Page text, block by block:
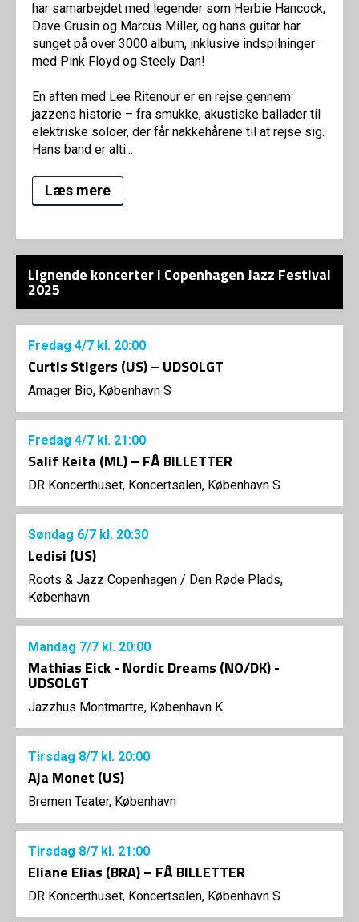
har samarbejdet med legender som Herbie Hancock,
Dave Grusin og Marcus Miller, og hans guitar har
sunget på over 3000 album, inklusive indspilninger
med Pink Floyd og Steely Dan!
En aften med Lee Ritenour er en rejse gennem
jazzens historie – fra smukke, akustiske ballader til
elektriske soloer, der får nakkehårene til at rejse sig.
Hans band er alti...
Læs mere
Lignende koncerter i Copenhagen Jazz Festival
2025
Fredag 4/7 kl. 20:00
Curtis Stigers (US) – UDSOLGT
Amager Bio, København S
Fredag 4/7 kl. 21:00
Salif Keita (ML) – FÅ BILLETTER
DR Koncerthuset, Koncertsalen, København S
Søndag 6/7 kl. 20:30
Ledisi (US)
Roots & Jazz Copenhagen / Den Røde Plads,
København
Mandag 7/7 kl. 20:00
Mathias Eick - Nordic Dreams (NO/DK) -
UDSOLGT
Jazzhus Montmartre, København K
Tirsdag 8/7 kl. 20:00
Aja Monet (US)
Bremen Teater, København
Tirsdag 8/7 kl. 21:00
Eliane Elias (BRA) – FÅ BILLETTER
DR Koncerthuset, Koncertsalen, København S